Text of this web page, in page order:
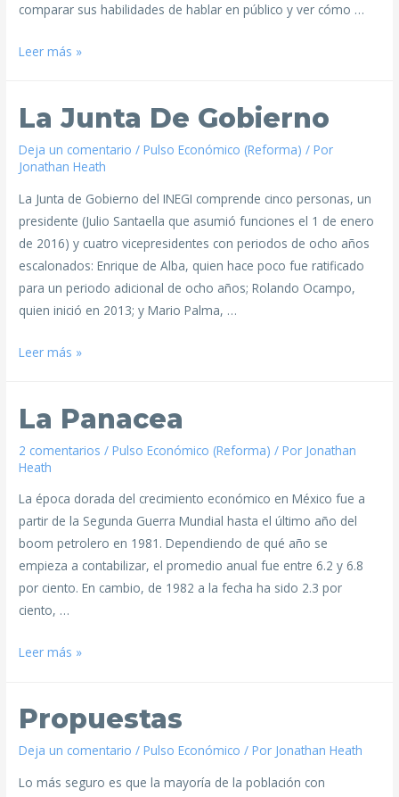
comparar sus habilidades de hablar en público y ver cómo …
Leer más »
La Junta De Gobierno
Deja un comentario /Pulso Económico (Reforma) / Por
Jonathan Heath
La Junta de Gobierno del INEGI comprende cinco personas, un
presidente (Julio Santaella que asumió funciones el 1 de enero
de 2016) y cuatro vicepresidentes con periodos de ocho años
escalonados: Enrique de Alba, quien hace poco fue ratificado
para un periodo adicional de ocho años; Rolando Ocampo,
quien inició en 2013; y Mario Palma, …
Leer más »
La Panacea
2 comentarios /Pulso Económico (Reforma) / Por Jonathan
Heath
La época dorada del crecimiento económico en México fue a
partir de la Segunda Guerra Mundial hasta el último año del
boom petrolero en 1981. Dependiendo de qué año se
empieza a contabilizar, el promedio anual fue entre 6.2 y 6.8
por ciento. En cambio, de 1982 a la fecha ha sido 2.3 por
ciento, …
Leer más »
Propuestas
Deja un comentario /Pulso Económico / Por Jonathan Heath
Lo más seguro es que la mayoría de la población con